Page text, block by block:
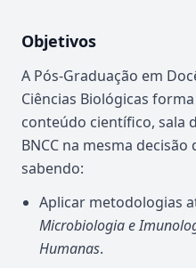
Objetivos
A Pós-Graduação em
Ciências Biológicas
conteúdo científico, sala
BNCC na mesma
sabendo:
Aplicar metodologias
Microbiologia e
Humanas.